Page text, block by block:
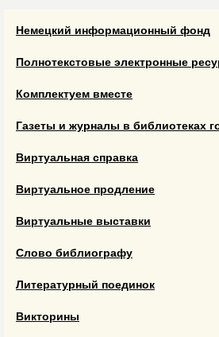
Немецкий информационный фонд
Полнотекстовые электронные
Комплектуем вместе
Газеты и журналы в библиотеках
Виртуальная справка
Виртуальное продление
Виртуальные выставки
Слово библиографу
Литературный поединок
Викторины